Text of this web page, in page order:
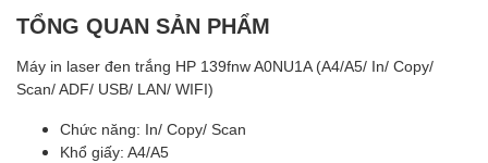
TỔNG QUAN SẢN PHẨM
Máy in laser đen trắng HP 139fnw A0NU1A (A4/A5/ In/ Copy/
Scan/ ADF/ USB/ LAN/ WIFI)
Chức năng: In/ Copy/ Scan
Khổ giấy: A4/A5